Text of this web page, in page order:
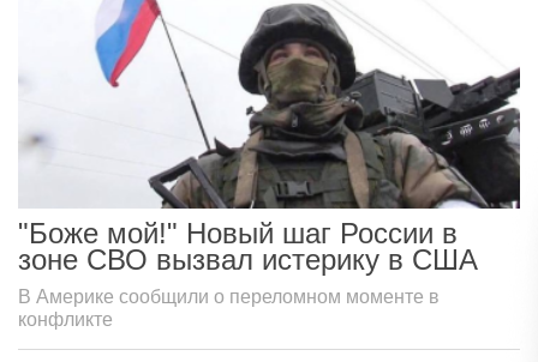
"Боже мой!" Новый шаг России в
зоне СВО вызвал истерику в США
В Америке сообщили о переломном моменте в
конфликте